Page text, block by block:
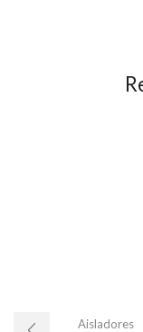
Aisladores